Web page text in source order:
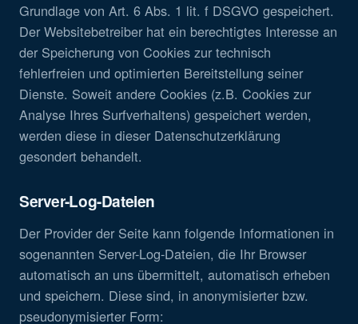
Grundlage von Art. 6 Abs. 1 lit. f DSGVO gespeichert.
Der Websitebetreiber hat ein berechtigtes Interesse an
der Speicherung von Cookies zur technisch
fehlerfreien und optimierten Bereitstellung seiner
Dienste. Soweit andere Cookies (z.B. Cookies zur
Analyse Ihres Surfverhaltens) gespeichert werden,
werden diese in dieser Datenschutzerklärung
gesondert behandelt.
Server-Log-Dateien
Der Provider der Seite kann folgende Informationen in
sogenannten Server-Log-Dateien, die Ihr Browser
automatisch an uns übermittelt, automatisch erheben
und speichern. Diese sind, in anonymisierter bzw.
pseudonymisierter Form: